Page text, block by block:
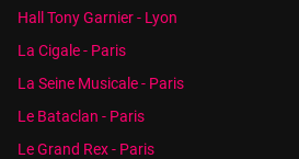
Hall Tony Garnier - Lyon
La Cigale - Paris
La Seine Musicale - Paris
Le Bataclan - Paris
Le Grand Rex - Paris